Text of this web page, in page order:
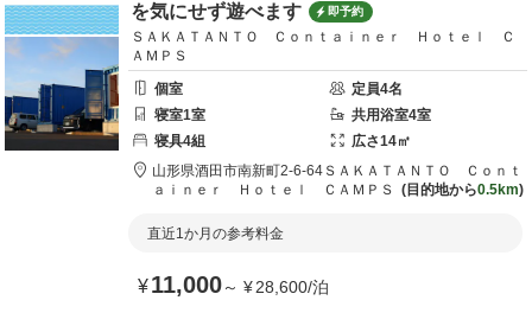
を気にせず遊べます
即予約
ＳＡＫＡＴＡＮＴＯ Ｃｏｎｔａｉｎｅｒ Ｈｏｔｅｌ Ｃ
ＡＭＰＳ
個室
定員4名
寝室1室 共用浴室4室
寝具4組 広さ14㎡
山形県酒田市南新町2-6-64 ＳＡＫＡＴＡＮＴＯ Ｃｏｎｔ
ａｉｎｅｒ Ｈｏｔｅｌ ＣＡＭＰＳ
目的地から0.5km
直近1か月の参考料金
¥11,000～ ¥28,600/泊